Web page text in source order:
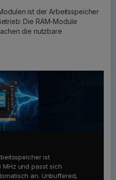
ist der Arbeitsspeicher
Die RAM-Module
die nutzbare
ist
MHz und passt sich
an. Unbuffered,